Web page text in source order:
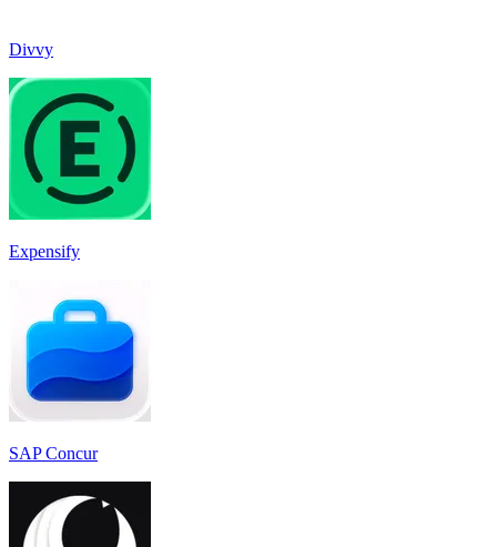
Divvy
Expensify
SAP Concur